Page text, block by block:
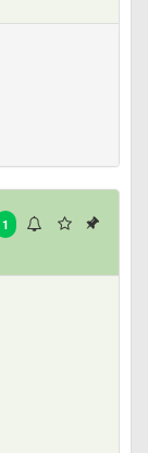
1